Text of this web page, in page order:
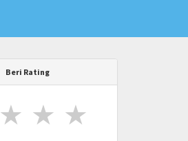
Beri Rating
★
★
★